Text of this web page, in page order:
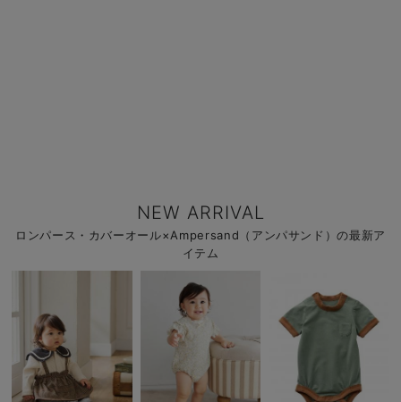
NEW ARRIVAL
ロンパース・カバーオール×Ampersand（アンパサンド）の最新ア
イテム